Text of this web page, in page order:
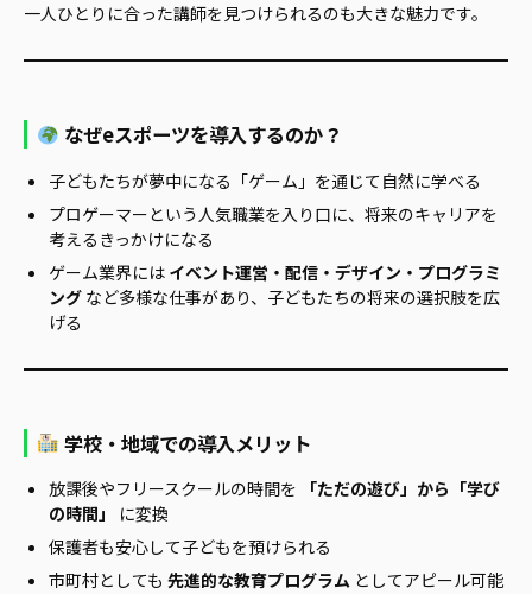
一人ひとりに合った講師を見つけられるのも大きな魅力です。
なぜeスポーツを導入するのか？
子どもたちが夢中になる「ゲーム」を通じて自然に学べる
プロゲーマーという人気職業を入り口に、将来のキャリアを
考えるきっかけになる
ゲーム業界には イベント運営・配信・デザイン・プログラミ
ング など多様な仕事があり、子どもたちの将来の選択肢を広
げる
学校・地域での導入メリット
放課後やフリースクールの時間を
「ただの遊び」から「学び
の時間」
に変換
保護者も安心して子どもを預けられる
市町村としても 先進的な教育プログラム としてアピール可能